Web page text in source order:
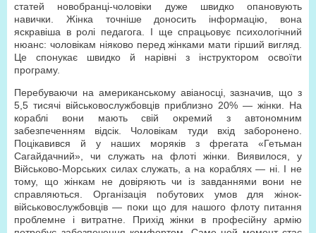
статей новобранці-чоловіки дуже швидко опановують
навички. Жінка точніше доносить інформацію, вона
яскравіша в ролі педагога. І ще спрацьовує психологічний
нюанс: чоловікам ніяково перед жінками мати гірший вигляд.
Це спонукає швидко й нарівні з інструктором освоїти
програму.
Перебуваючи на американському авіаносці, зазначив, що з
5,5 тисячі військовослужбовців приблизно 20% — жінки. На
кораблі вони мають свій окремий з автономним
забезпеченням відсік. Чоловікам туди вхід заборонено.
Поцікавився й у наших моряків з фрегата «Гетьман
Сагайдачний», чи служать на флоті жінки. Виявилося, у
Військово-Морських силах служать, а на кораблях — ні. І не
тому, що жінкам не довіряють чи із завданнями вони не
справляються. Організація побутових умов для жінок-
військовослужбовців — поки що для нашого флоту питання
проблемне і витратне. Прихід жінки в професійну армію